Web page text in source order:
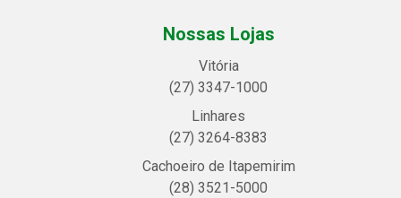
Nossas Lojas
Vitória
(27) 3347-1000
Linhares
(27) 3264-8383
Cachoeiro de Itapemirim
(28) 3521-5000